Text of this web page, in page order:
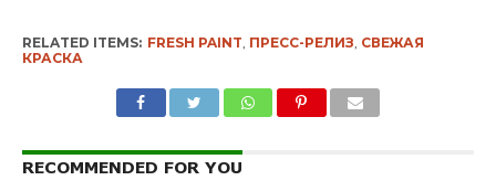
RELATED ITEMS: FRESH PAINT, ПРЕСС-РЕЛИЗ, СВЕЖАЯ
КРАСКА
RECOMMENDED FOR YOU